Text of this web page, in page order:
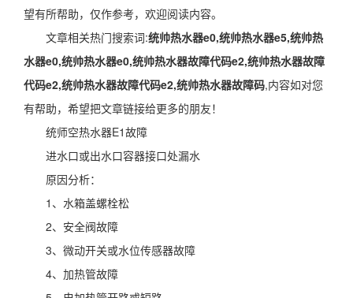
望有所帮助，仅作参考，欢迎阅读内容。
文章相关热门搜索词:统帅热水器e0,统帅热水器e5,统帅热
水器e0,统帅热水器e0,统帅热水器故障代码e2,统帅热水器故障
代码e2,统帅热水器故障代码e2,统帅热水器故障码,内容如对您
有帮助，希望把文章链接给更多的朋友！
统师空热水器E1故障
进水口或出水口容器接口处漏水
原因分析：
1、水箱盖螺栓松
2、安全阀故障
3、微动开关或水位传感器故障
4、加热管故障